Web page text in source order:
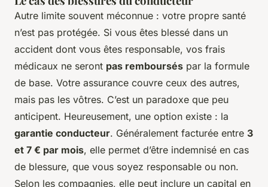
Autre limite souvent méconnue : votre propre santé
n’est pas protégée. Si vous êtes blessé dans un
accident dont vous êtes responsable, vos frais
médicaux ne seront pas remboursés par la formule
de base. Votre assurance couvre ceux des autres,
mais pas les vôtres. C’est un paradoxe que peu
anticipent. Heureusement, une option existe : la
garantie conducteur. Généralement facturée entre 3
et 7 € par mois, elle permet d’être indemnisé en cas
de blessure, que vous soyez responsable ou non.
Selon les compagnies, elle peut inclure un capital en